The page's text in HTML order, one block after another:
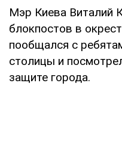
Мэр Киева Виталий
блокпостов в
пообщался с
столицы и
защите города.